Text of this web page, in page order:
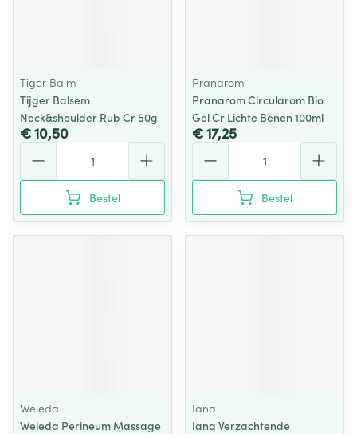
Tiger Balm
Tijger Balsem
Neck&shoulder Rub Cr 50g
€ 10,50
Bestel
Pranarom
Pranarom Circularom Bio
Gel Cr Lichte Benen 100ml
€ 17,25
Bestel
Weleda
Weleda Perineum Massage
Iana
Iana Verzachtende